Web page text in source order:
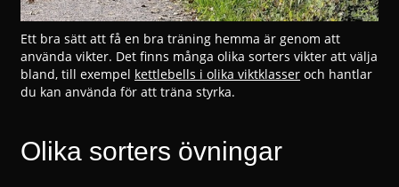
Ett bra sätt att få en bra träning hemma är genom att
använda vikter. Det finns många olika sorters vikter att välja
bland, till exempel kettlebells i olika viktklasser och hantlar
du kan använda för att träna styrka.
Olika sorters övningar